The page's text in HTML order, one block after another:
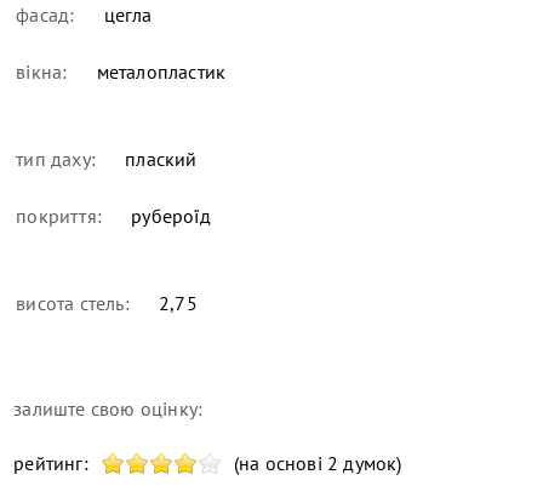
фасад: цегла
вікна: металопластик
тип даху: плаский
покриття: рубероїд
висота стель: 2,75
залиште свою оцінку:
рейтинг: (на основі 2 думок)